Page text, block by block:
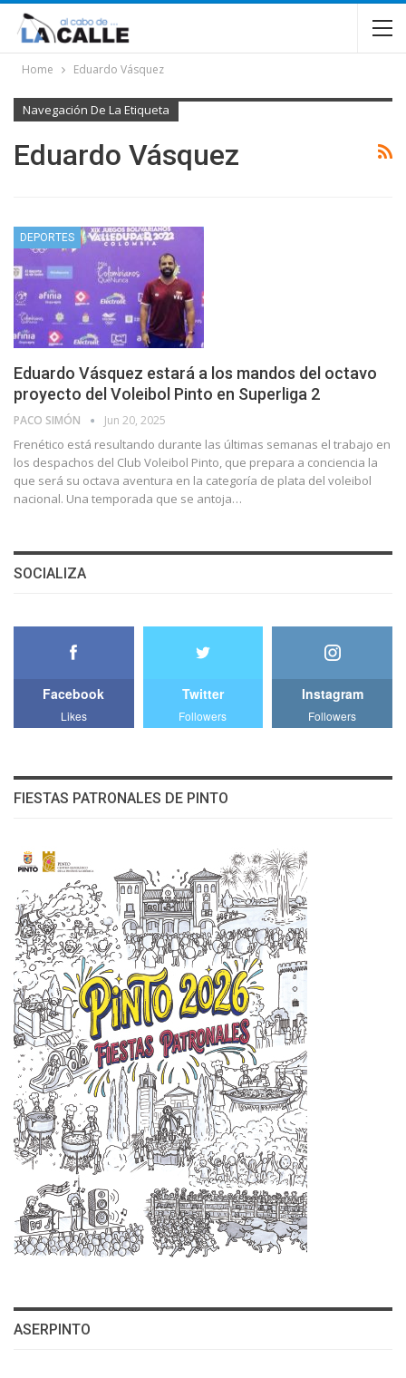
Home Eduardo Vásquez
Navegación De La Etiqueta
Eduardo Vásquez
DEPORTES
Eduardo Vásquez estará a los mandos del octavo
proyecto del Voleibol Pinto en Superliga 2
PACO SIMÓN Jun 20, 2025
Frenético está resultando durante las últimas semanas el trabajo en
los despachos del Club Voleibol Pinto, que prepara a conciencia la
que será su octava aventura en la categoría de plata del voleibol
nacional. Una temporada que se antoja…
SOCIALIZA
Facebook
Likes
Twitter
Followers
Instagram
Followers
FIESTAS PATRONALES DE PINTO
ASERPINTO